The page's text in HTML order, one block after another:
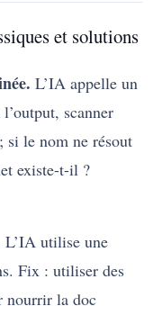
et solutions
L’IA appelle un
scanner
; si le nom ne résout
existe-t-il ?
L’IA utilise une
Fix : utiliser des
nourrir la doc